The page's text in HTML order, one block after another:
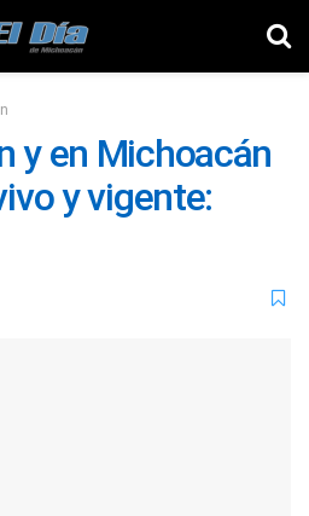
y en Michoacán
y vigente: